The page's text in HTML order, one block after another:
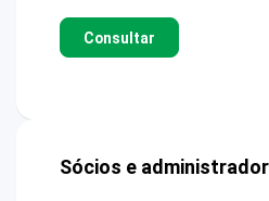
Consultar
Sócios e